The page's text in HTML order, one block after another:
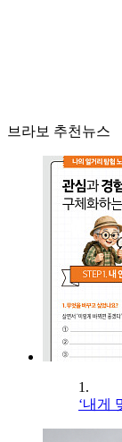
브라보 추천뉴스
1.
‘내게